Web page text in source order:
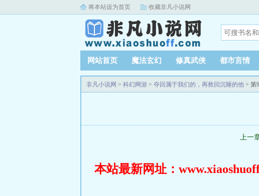
将本站设为首页 收藏非凡小说网
网站首页 魔法玄幻 修真武侠 都市言情
非凡小说网 > 科幻网游 > 夺回属于我们的，再救回沉睡的他 > 第
上一
本站最新网址：